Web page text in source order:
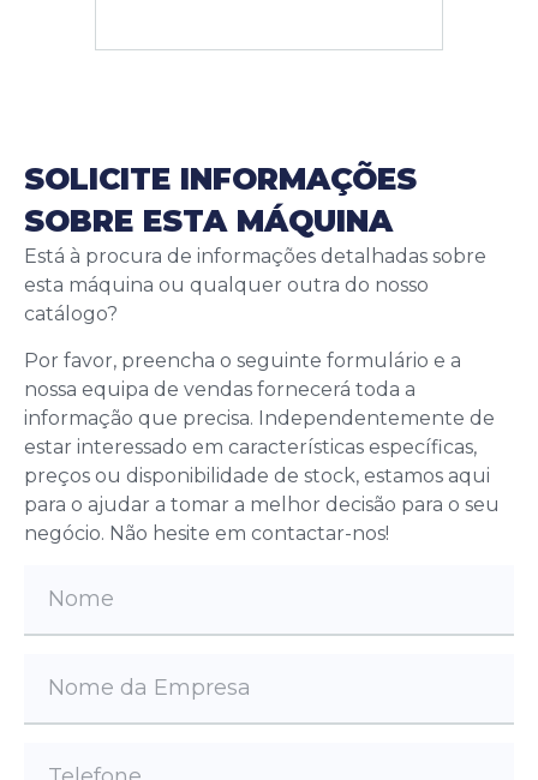
SOLICITE INFORMAÇÕES
SOBRE ESTA MÁQUINA
Está à procura de informações detalhadas sobre
esta máquina ou qualquer outra do nosso
catálogo?
Por favor, preencha o seguinte formulário e a
nossa equipa de vendas fornecerá toda a
informação que precisa. Independentemente de
estar interessado em características específicas,
preços ou disponibilidade de stock, estamos aqui
para o ajudar a tomar a melhor decisão para o seu
negócio. Não hesite em contactar-nos!